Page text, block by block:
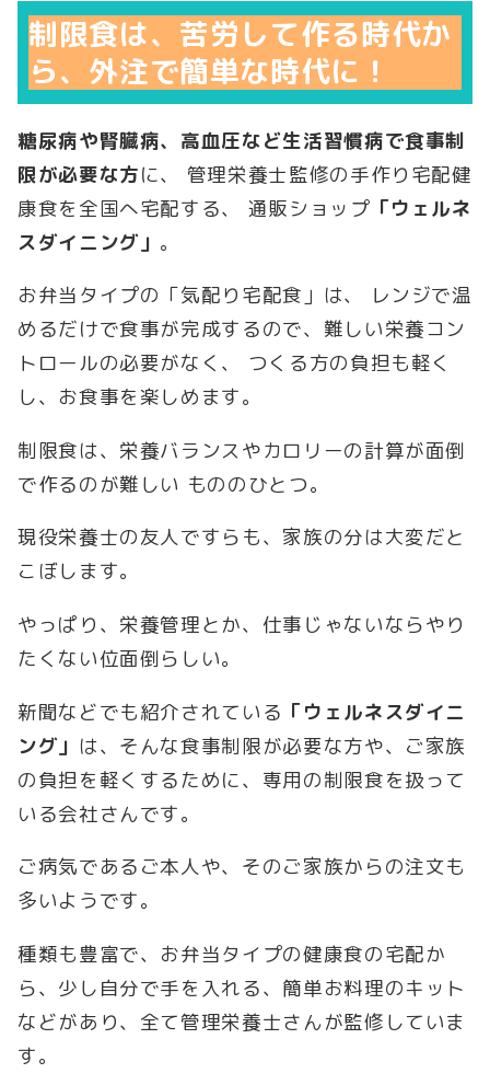
制限食は、苦労して作る時代か
ら、外注で簡単な時代に！
糖尿病や腎臓病、高血圧など生活習慣病で食事制
限が必要な方に、 管理栄養士監修の手作り宅配健
康食を全国へ宅配する、 通販ショップ 「ウェルネ
スダイニング」 。
お弁当タイプの「気配り宅配食」は、 レンジで温
めるだけで食事が完成するので、難しい栄養コン
トロールの必要がなく、 つくる方の負担も軽く
し、お食事を楽しめます。
制限食は、栄養バランスやカロリーの計算が面倒
で作るのが難しい もののひとつ。
現役栄養士の友人ですらも、家族の分は大変だと
こぼします。
やっぱり、栄養管理とか、仕事じゃないならやり
たくない位面倒らしい。
新聞などでも紹介されている 「ウェルネスダイニ
ング」 は、そんな食事制限が必要な方や、ご家族
の負担を軽くするために、専用の制限食を扱って
いる会社さんです。
ご病気であるご本人や、そのご家族からの注文も
多いようです。
種類も豊富で、お弁当タイプの健康食の宅配か
ら、少し自分で手を入れる、簡単お料理のキット
などがあり、全て管理栄養士さんが監修していま
す。